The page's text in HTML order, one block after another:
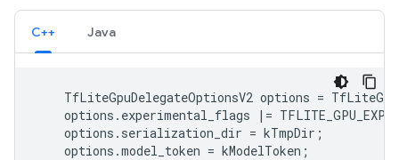
C++ Java
TfLiteGpuDelegateOptionsV2 options =
options . experimental_flags |=
options . serialization_dir = kTmpDir ;
options .model_token = kModelToken ;